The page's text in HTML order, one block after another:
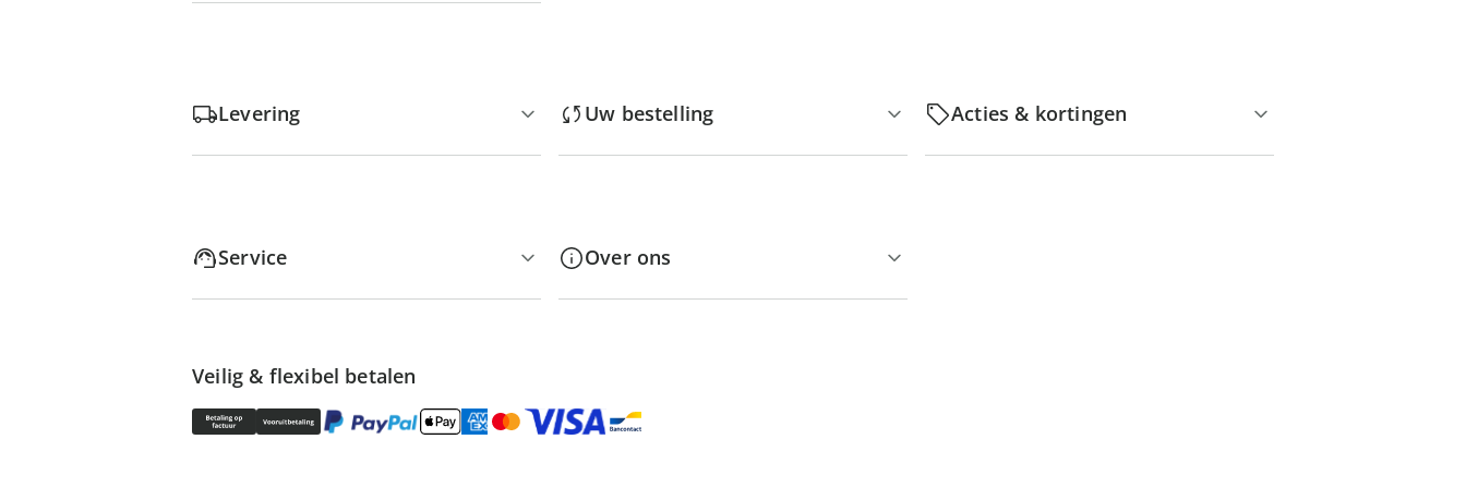
Levering Uw bestelling Acties & kortingen
Service Over ons
Veilig & flexibel betalen